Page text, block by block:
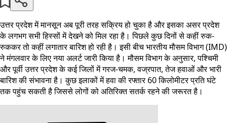
उत्तर प्रदेश में मानसून अब पूरी तरह सक्रिय हो चुका है और इसका असर प्रदेश
के लगभग सभी हिस्सों में देखने को मिल रहा है। पिछले कुछ दिनों से कहीं रुक-
रुककर तो कहीं लगातार बारिश हो रही है। इसी बीच भारतीय मौसम विभाग (IMD)
ने मंगलवार के लिए नया अलर्ट जारी किया है। मौसम विभाग के अनुसार, पश्चिमी
और पूर्वी उत्तर प्रदेश के कई जिलों में गरज-चमक, वज्रपात, तेज हवाओं और भारी
बारिश की संभावना है। कुछ इलाकों में हवा की रफ्तार 60 किलोमीटर प्रति घंटे
तक पहुंच सकती है जिससे लोगों को अतिरिक्त सतर्क रहने की जरूरत है।